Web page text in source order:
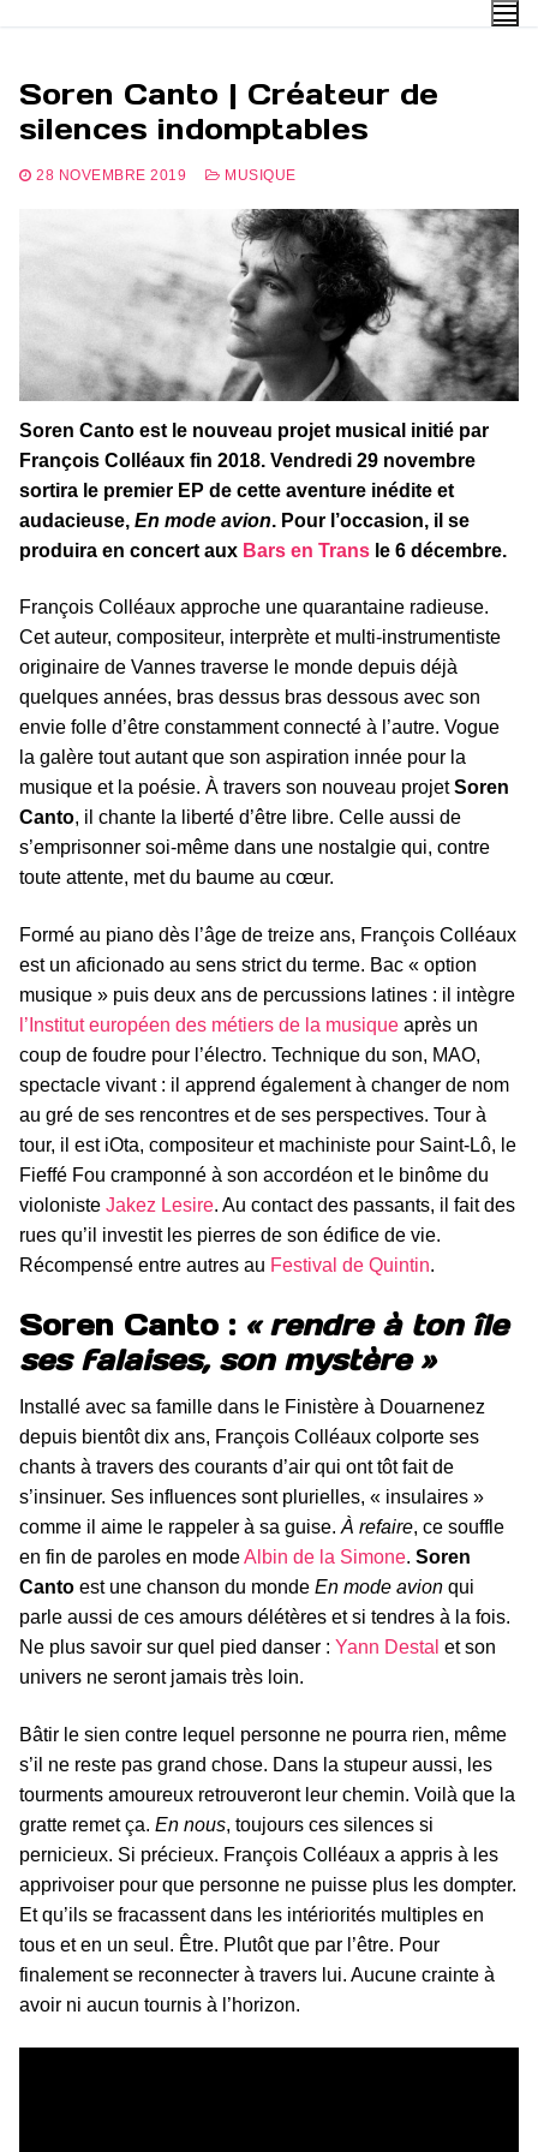
Soren Canto | Créateur de
silences indomptables
28 NOVEMBRE 2019 MUSIQUE
Soren Canto est le nouveau projet musical initié par
François Colléaux fin 2018. Vendredi 29 novembre
sortira le premier EP de cette aventure inédite et
audacieuse, En mode avion. Pour l’occasion, il se
produira en concert aux Bars en Trans le 6 décembre.
François Colléaux approche une quarantaine radieuse.
Cet auteur, compositeur, interprète et multi-instrumentiste
originaire de Vannes traverse le monde depuis déjà
quelques années, bras dessus bras dessous avec son
envie folle d’être constamment connecté à l’autre. Vogue
la galère tout autant que son aspiration innée pour la
musique et la poésie. À travers son nouveau projetSoren
Canto, il chante la liberté d’être libre. Celle aussi de
s’emprisonner soi-même dans une nostalgie qui, contre
toute attente, met du baume au cœur.
Formé au piano dès l’âge de treize ans, François Colléaux
est un aficionado au sens strict du terme. Bac « option
musique » puis deux ans de percussions latines : il intègre
l’Institut européen des métiers de la musique après un
coup de foudre pour l’électro. Technique du son, MAO,
spectacle vivant : il apprend également à changer de nom
au gré de ses rencontres et de ses perspectives. Tour à
tour, il est iOta, compositeur et machiniste pour Saint-Lô, le
Fieffé Fou cramponné à son accordéon et le binôme du
violoniste Jakez Lesire. Au contact des passants, il fait des
rues qu’il investit les pierres de son édifice de vie.
Récompensé entre autres au Festival de Quintin.
Soren Canto : « rendre à ton île
ses falaises, son mystère »
Installé avec sa famille dans le Finistère à Douarnenez
depuis bientôt dix ans, François Colléaux colporte ses
chants à travers des courants d’air qui ont tôt fait de
s’insinuer. Ses influences sont plurielles, « insulaires »
comme il aime le rappeler à sa guise.À refaire, ce souffle
en fin de paroles en modeAlbin de la Simone. Soren
Canto est une chanson du monde En mode avion qui
parle aussi de ces amours délétères et si tendres à la fois.
Ne plus savoir sur quel pied danser : Yann Destal et son
univers ne seront jamais très loin.
Bâtir le sien contre lequel personne ne pourra rien, même
s’il ne reste pas grand chose. Dans la stupeur aussi, les
tourments amoureux retrouveront leur chemin. Voilà que la
gratte remet ça. En nous, toujours ces silences si
pernicieux. Si précieux. François Colléaux a appris à les
apprivoiser pour que personne ne puisse plus les dompter.
Et qu’ils se fracassent dans les intériorités multiples en
tous et en un seul. Être. Plutôt que par l’être. Pour
finalement se reconnecter à travers lui. Aucune crainte à
avoir ni aucun tournis à l’horizon.